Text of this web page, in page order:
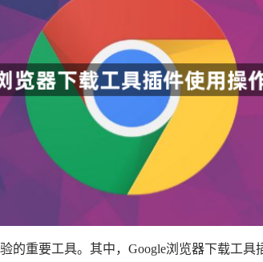
的重要工具。其中，Google浏览器下载工